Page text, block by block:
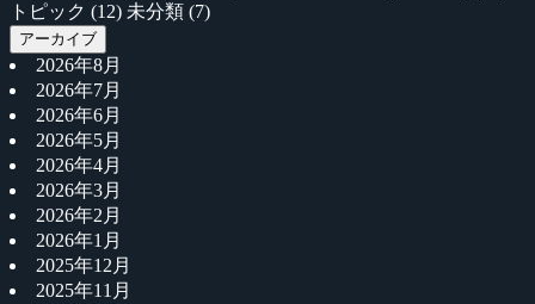
トピック (12) 未分類 (7)
アーカイブ
2026年8月
2026年7月
2026年6月
2026年5月
2026年4月
2026年3月
2026年2月
2026年1月
2025年12月
2025年11月